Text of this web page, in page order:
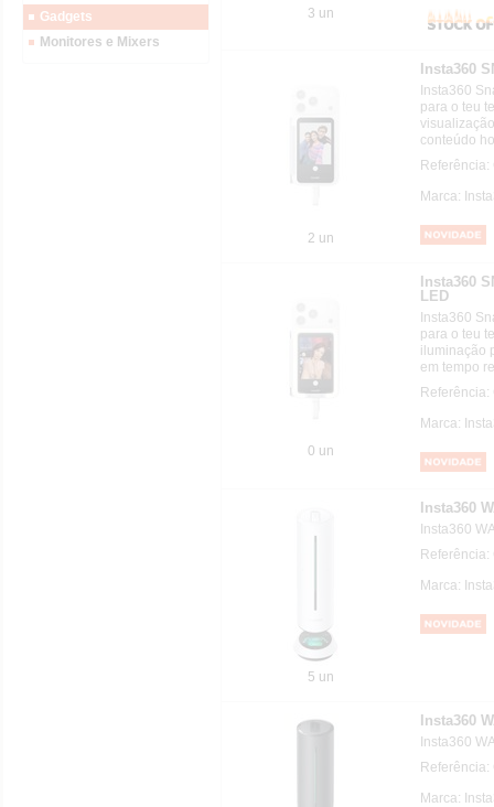
Gadgets
Monitores e Mixers
3 un
2 un
Insta360
Insta360
para o teu
conteúdo
Referência:
Marca:
0 un
Insta360
LED
Insta360
para o teu
iluminação
em tempo
Referência:
Marca:
5 un
Insta360
Insta360
Referência:
Marca:
Insta360
Insta360
Referência:
Marca: